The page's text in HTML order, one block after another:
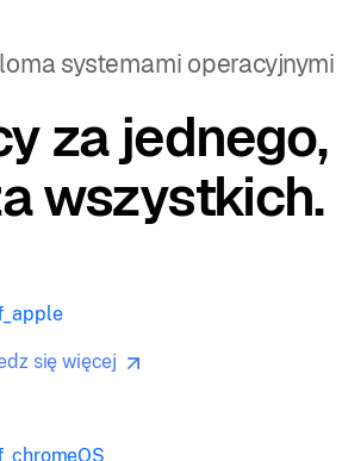
systemami operacyjnymi
za jednego,
wszystkich.
się więcej